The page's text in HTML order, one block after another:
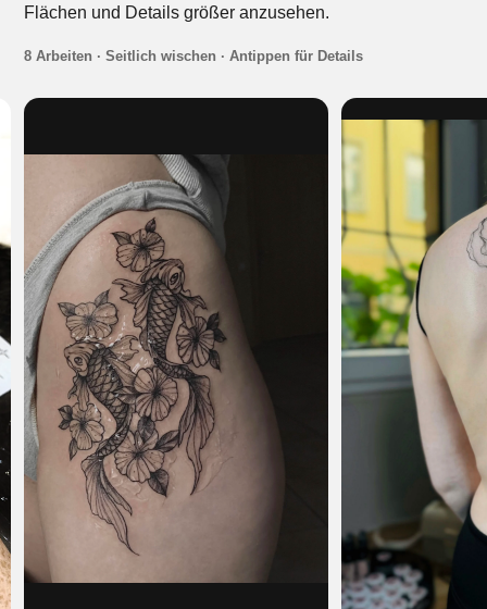
Flächen und Details größer anzusehen.
8 Arbeiten · Seitlich wischen · Antippen für Details